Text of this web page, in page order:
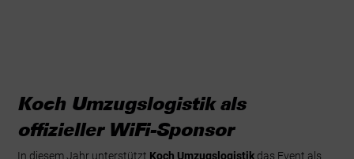
Koch Umzugslogistik als
offizieller WiFi-Sponsor
In diesem Jahr unterstützt Koch Umzugslogistik das Event als